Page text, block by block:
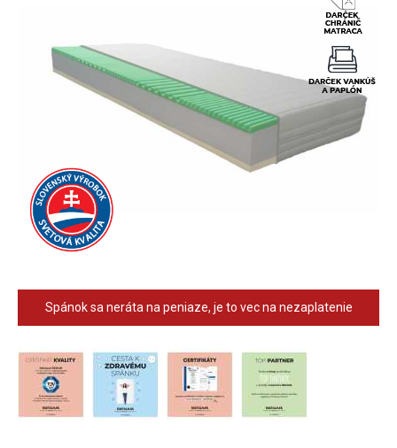
Spánok sa neráta na peniaze, je to vec na nezaplatenie